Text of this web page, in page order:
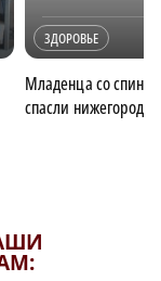
ЗДОРОВЬЕ
Младенца со
спасли